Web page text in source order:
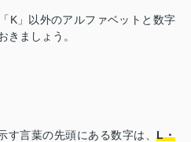
K」以外のアルファベットと数字
きましょう。
す言葉の先頭にある数字は、L・